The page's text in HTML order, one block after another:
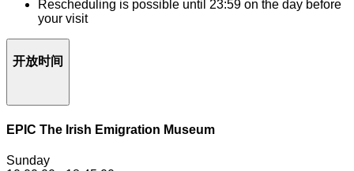
Rescheduling is possible until 23:59 on the day before
your visit
开放时间
EPIC The Irish Emigration Museum
Sunday